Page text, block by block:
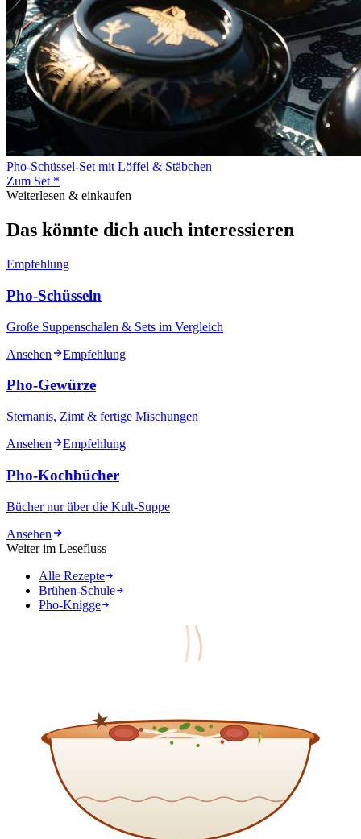
Pho-Schüssel-Set mit Löffel & Stäbchen
Zum Set *
Weiterlesen & einkaufen
Das könnte dich auch interessieren
Empfehlung
Pho-Schüsseln
Große Suppenschalen & Sets im Vergleich
Ansehen
Empfehlung
Pho-Gewürze
Sternanis, Zimt & fertige Mischungen
Ansehen
Empfehlung
Pho-Kochbücher
Bücher nur über die Kult-Suppe
Ansehen
Weiter im Lesefluss
Alle Rezepte
Brühen-Schule
Pho-Knigge